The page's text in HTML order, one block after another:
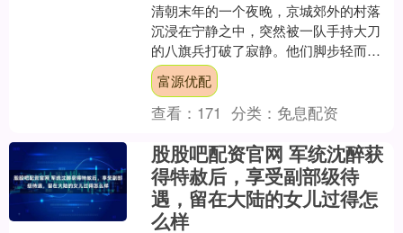
清朝末年的一个夜晚，京城郊外的村落
沉浸在宁静之中，突然被一队手持大刀
的八旗兵打破了寂静。他们脚步轻而又
迅，悄无声息地闯入每一家院落，恶狠
狠地踹开木门，一眼看到十....
富源优配
查看： 171 分类： 免息配资
股股吧配资官网 军统沈醉获
得特赦后，享受副部级待
遇，留在大陆的女儿过得怎
么样